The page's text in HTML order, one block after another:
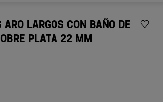
ARO LARGOS CON BAÑO DE
PLATA 22 MM